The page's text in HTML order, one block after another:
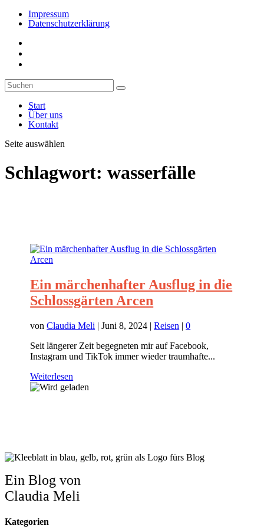
Impressum
Datenschutzerklärung
Start
Über uns
Kontakt
Seite auswählen
Schlagwort: wasserfälle
Ein märchenhafter Ausflug in die
Schlossgärten Arcen
vonClaudia Meli |Juni 8, 2024 |Reisen |0
Seit längerer Zeit begegneten mir auf Facebook,
Instagram und TikTok immer wieder traumhafte...
Weiterlesen
Ein Blog von
Claudia Meli
Kategorien